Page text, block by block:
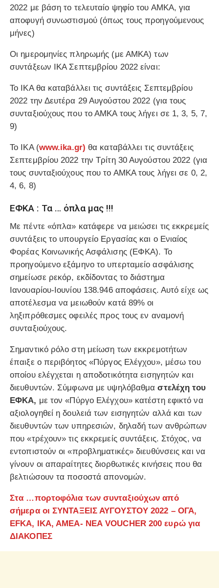
2022 με βάση το τελευταίο ψηφίο του ΑΜΚΑ, για
αποφυγή συνωστισμού (όπως τους προηγούμενους
μήνες)
Οι ημερομηνίες πληρωμής (με ΑΜΚΑ) των
συντάξεων ΙΚΑ Σεπτεμβρίου 2022 είναι:
Το ΙΚΑ θα καταβάλλει τις συντάξεις Σεπτεμβρίου
2022 την Δευτέρα 29 Αυγούστου 2022 (για τους
συνταξιούχους που το ΑΜΚΑ τους λήγει σε 1, 3, 5, 7,
9)
Το ΙΚΑ (www.ika.gr) θα καταβάλλει τις συντάξεις
Σεπτεμβρίου 2022 την Τρίτη 30 Αυγούστου 2022 (για
τους συνταξιούχους που το ΑΜΚΑ τους λήγει σε 0, 2,
4, 6, 8)
ΕΦΚΑ : Τα … όπλα μας !!!
Με πέντε «όπλα» κατάφερε να μειώσει τις εκκρεμείς
συντάξεις το υπουργείο Εργασίας και ο Ενιαίος
Φορέας Κοινωνικής Ασφάλισης (ΕΦΚΑ). Το
προηγούμενο εξάμηνο το υπερταμείο ασφάλισης
σημείωσε ρεκόρ, εκδίδοντας το διάστημα
Ιανουαρίου-Ιουνίου 138.946 αποφάσεις. Αυτό είχε ως
αποτέλεσμα να μειωθούν κατά 89% οι
ληξιπρόθεσμες οφειλές προς τους εν αναμονή
συνταξιούχους.
Σημαντικό ρόλο στη μείωση των εκκρεμοτήτων
έπαιξε ο περιβόητος «Πύργος Ελέγχου», μέσω του
οποίου ελέγχεται η αποδοτικότητα εισηγητών και
διευθυντών. Σύμφωνα με υψηλόβαθμαστελέχη του
ΕΦΚΑ, με τον «Πύργο Ελέγχου» κατέστη εφικτό να
αξιολογηθεί η δουλειά των εισηγητών αλλά και των
διευθυντών των υπηρεσιών, δηλαδή των ανθρώπων
που «τρέχουν» τις εκκρεμείς συντάξεις. Στόχος, να
εντοπιστούν οι «προβληματικές» διευθύνσεις και να
γίνουν οι απαραίτητες διορθωτικές κινήσεις που θα
βελτιώσουν τα ποσοστά απονομών.
Στα …πορτοφόλια των συνταξιούχων από
σήμερα οι ΣΥΝΤΑΞΕΙΣ ΑΥΓΟΥΣΤΟΥ 2022 – ΟΓΑ,
EFKA, ΙΚΑ, ΑΜΕΑ- ΝΕΑ VOUCHER 200 ευρώ για
ΔΙΑΚΟΠΕΣ